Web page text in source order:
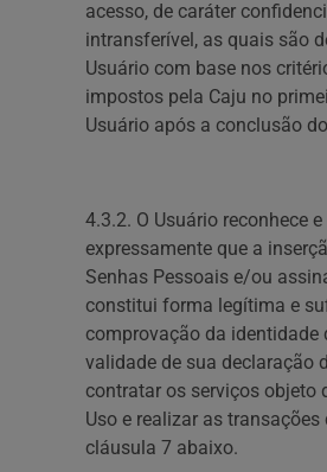
acesso, de caráter
intransferível, as quais são
Usuário com base nos
impostos pela Caju no
Usuário após a conclusão
4.3.2. O Usuário reconhece
expressamente que a
Senhas Pessoais e/ou
constitui forma legítima e
comprovação da identidade
validade de sua declaração
contratar os serviços objeto
Uso e realizar as transações
cláusula 7 abaixo.